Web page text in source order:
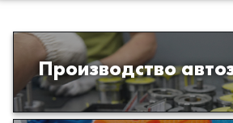
Производство
Разработка и
из эластомеров